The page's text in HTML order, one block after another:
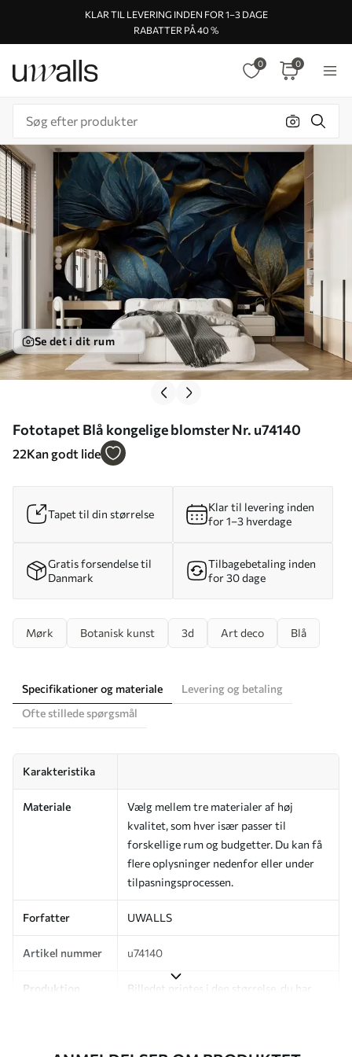
KLAR TIL LEVERING INDEN FOR 1–3 DAGE
RABATTER PÅ 40 %
0 0
Se det i dit rum
Fototapet Blå kongelige blomster Nr. u74140
22Kan godt lide
Tapet til din størrelse
Klar til levering inden
for 1–3 hverdage
Gratis forsendelse til
Danmark
Tilbagebetaling inden
for 30 dage
Mørk Botanisk kunst 3d Art deco Blå
Specifikationer og materiale
Levering og betaling
Ofte stillede spørgsmål
Karakteristika
Materiale
Vælg mellem tre materialer af høj
kvalitet, som hver især passer til
forskellige rum og budgetter. Du kan få
flere oplysninger nedenfor eller under
tilpasningsprocessen.
Forfatter UWALLS
Artikel nummer u74140
Produktion
Billedet printes i den størrelse, du har